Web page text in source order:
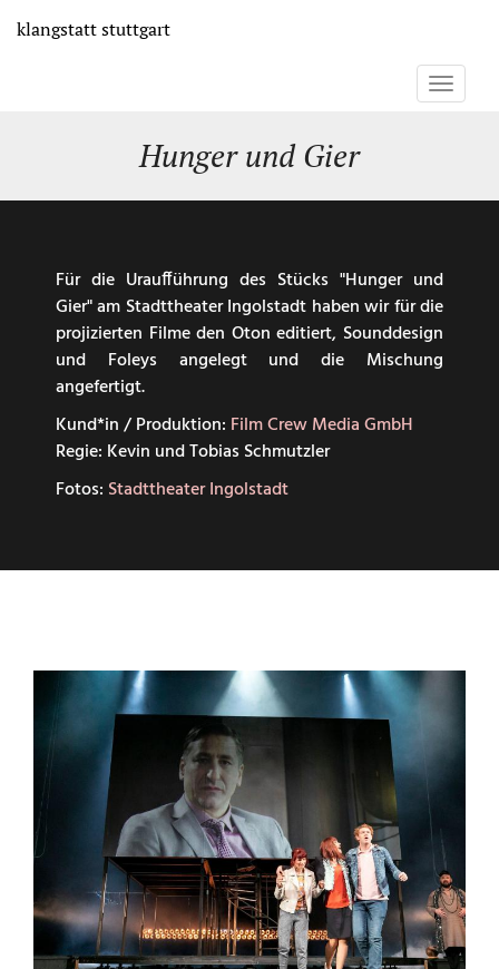
zum
klangstattstuttgart
Toggle
Hunger und Gier
Für die Uraufführung des Stücks "Hunger und
Gier" am Stadttheater Ingolstadt haben wir für die
projizierten Filme den Oton editiert, Sounddesign
und Foleys angelegt und die Mischung
angefertigt.
Kund*in / Produktion: Film Crew Media GmbH
Regie: Kevin und Tobias Schmutzler
Fotos: Stadttheater Ingolstadt